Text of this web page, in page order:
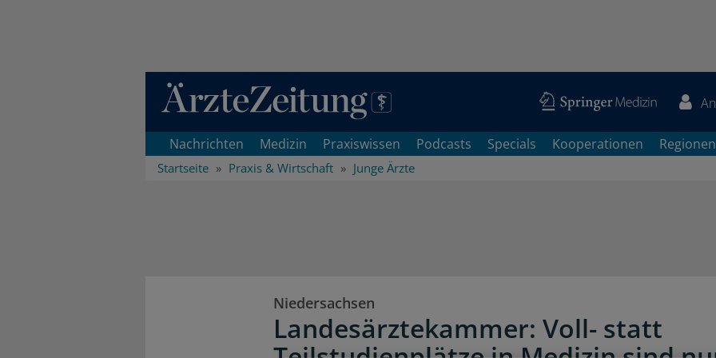
Direkt zum Inhaltsbereich
Nachrichten Medizin Praxiswissen Podcasts Specials Kooperationen Regionen
Startseite Praxis & Wirtschaft Junge Ärzte
Niedersachsen
Landesärztekammer: Voll- statt